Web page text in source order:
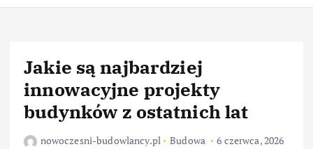
Jakie są najbardziej
innowacyjne projekty
budynków z ostatnich lat
nowoczesni-budowlancy.pl Budowa 6 czerwca, 2026